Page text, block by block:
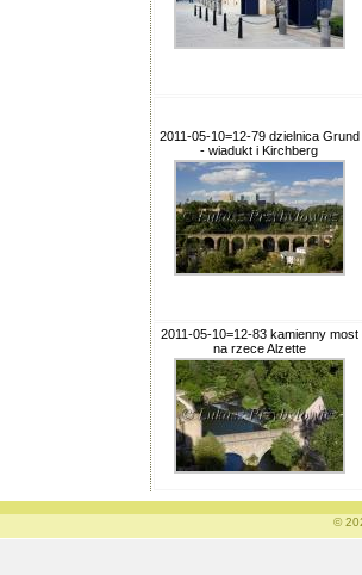
2011-05-10=12-79 dzielnica Grund
- wiadukt i Kirchberg
2011-05-10=12-83 kamienny most
na rzece Alzette
©